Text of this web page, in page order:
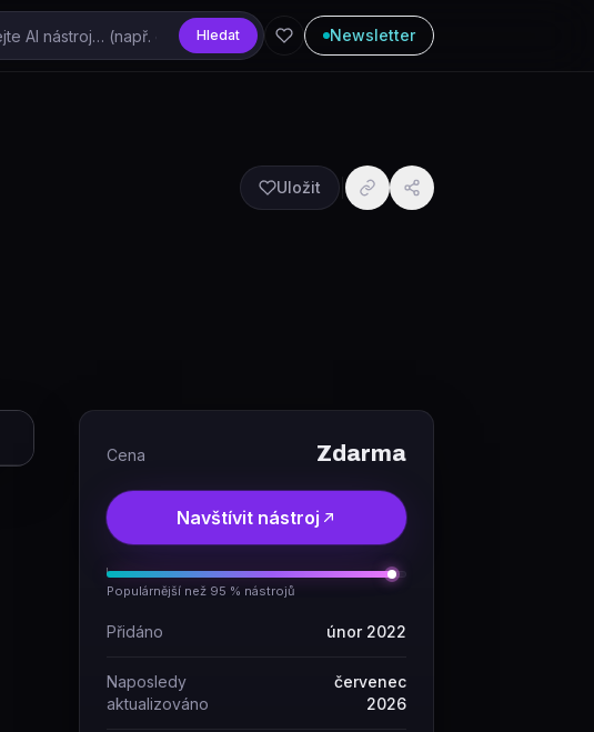
Hledat Newsletter
Uložit
Cena Zdarma
Navštívit nástroj
Populárnější než 95 % nástrojů
Přidáno únor 2022
Naposledy
aktualizováno
červenec
2026